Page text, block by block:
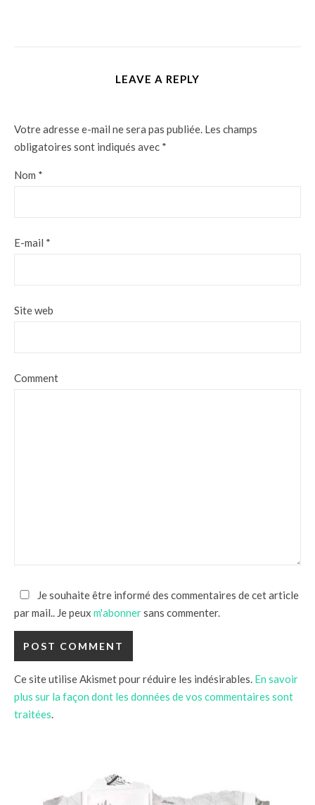
LEAVE A REPLY
Votre adresse e-mail ne sera pas publiée. Les champs
obligatoires sont indiqués avec *
Nom *
E-mail *
Site web
Comment
Je souhaite être informé des commentaires de cet article
par mail.. Je peux m'abonnersans commenter.
Ce site utilise Akismet pour réduire les indésirables. En savoir
plus sur la façon dont les données de vos commentaires sont
traitées